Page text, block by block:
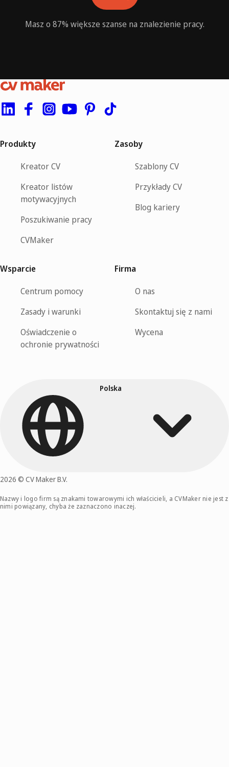
Masz o 87% większe szanse na znalezienie pracy.
Produkty
Kreator CV
Kreator listów
motywacyjnych
Poszukiwanie pracy
CVMaker
Zasoby
Szablony CV
Przykłady CV
Blog kariery
Wsparcie
Centrum pomocy
Zasady i warunki
Oświadczenie o
ochronie prywatności
Firma
O nas
Skontaktuj się z nami
Wycena
2026 © CV Maker B.V.
Polska
Nazwy i logo firm są znakami towarowymi ich właścicieli, a CVMaker nie jest z
nimi powiązany, chyba że zaznaczono inaczej.